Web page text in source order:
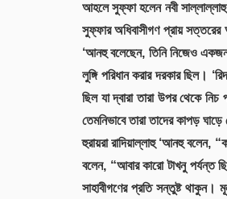
আহলে সুফ্ফা হলেন নবী সাল্লাল্লাহু
সুফ্ফার অধিবাসীগণ প্রায় সত্তরের
‘আনহু বলেছেন, তিনি নিজেও
লুঙ্গি পরিধান করার দরকার ছিল।
ছিল যা দ্বারা তারা উপর থেকে
তেমনিভাবে তারা তাদের কাপড়
হুরায়রা রাদিয়াল্লাহু ‘আনহু বলেন,
বলেন, “আবার কারো টাখনু পর্যন্ত
সাহাবীগণের প্রতি সন্তুষ্ট